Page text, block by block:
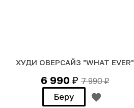
ХУДИ ОВЕРСАЙЗ "WHAT EVER"
6 990 ₽ 7 990₽
Беру